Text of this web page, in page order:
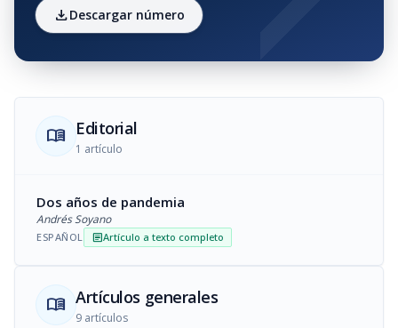
downloadDescargar número
menu_book Editorial
1 artículo
Dos años de pandemia
Andrés Soyano
ESPAÑOL articleArtículo a texto completo
menu_book Artículos generales
9 artículos